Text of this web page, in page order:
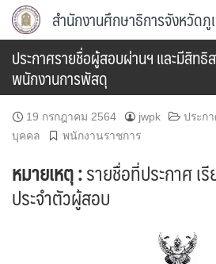
Skip
สำนักงานศึกษาธิการจังหวัดภู
ประกาศรายชื่อผู้สอบผ่านฯ และมีสิท
พนักงานการพัสดุ
19 กรกฎาคม 2564 jwpk
ประก
บุคคล
พนักงานราชการ
หมายเหตุ :รายชื่อที่ประกาศ เ
ประจำตัวผู้สอบ